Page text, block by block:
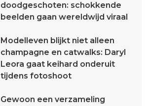
doodgeschoten: schokkende
beelden gaan wereldwijd viraal
Modelleven blijkt niet alleen
champagne en catwalks: Daryl
Leora gaat keihard onderuit
tijdens fotoshoot
Gewoon een verzameling